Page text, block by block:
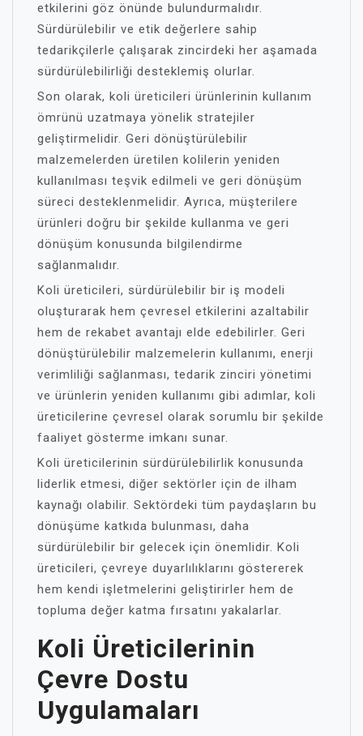
etkilerini göz önünde bulundurmalıdır.
Sürdürülebilir ve etik değerlere sahip
tedarikçilerle çalışarak zincirdeki her aşamada
sürdürülebilirliği desteklemiş olurlar.
Son olarak, koli üreticileri ürünlerinin kullanım
ömrünü uzatmaya yönelik stratejiler
geliştirmelidir. Geri dönüştürülebilir
malzemelerden üretilen kolilerin yeniden
kullanılması teşvik edilmeli ve geri dönüşüm
süreci desteklenmelidir. Ayrıca, müşterilere
ürünleri doğru bir şekilde kullanma ve geri
dönüşüm konusunda bilgilendirme
sağlanmalıdır.
Koli üreticileri, sürdürülebilir bir iş modeli
oluşturarak hem çevresel etkilerini azaltabilir
hem de rekabet avantajı elde edebilirler. Geri
dönüştürülebilir malzemelerin kullanımı, enerji
verimliliği sağlanması, tedarik zinciri yönetimi
ve ürünlerin yeniden kullanımı gibi adımlar, koli
üreticilerine çevresel olarak sorumlu bir şekilde
faaliyet gösterme imkanı sunar.
Koli üreticilerinin sürdürülebilirlik konusunda
liderlik etmesi, diğer sektörler için de ilham
kaynağı olabilir. Sektördeki tüm paydaşların bu
dönüşüme katkıda bulunması, daha
sürdürülebilir bir gelecek için önemlidir. Koli
üreticileri, çevreye duyarlılıklarını göstererek
hem kendi işletmelerini geliştirirler hem de
topluma değer katma fırsatını yakalarlar.
Koli Üreticilerinin
Çevre Dostu
Uygulamaları